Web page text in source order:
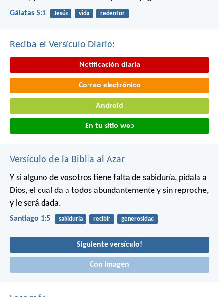
Gálatas 5:1 Jesús vida redentor
Reciba el Versículo Diario:
Notificación diaria
Correo electrónico
Android
En tu sitio web
Versículo de la Biblia al Azar
Y si alguno de vosotros tiene falta de sabiduría, pídala a
Dios, el cual da a todos abundantemente y sin reproche,
y le será dada.
Santiago 1:5 sabiduría recibir generosidad
Siguiente versículo!
Con imagen